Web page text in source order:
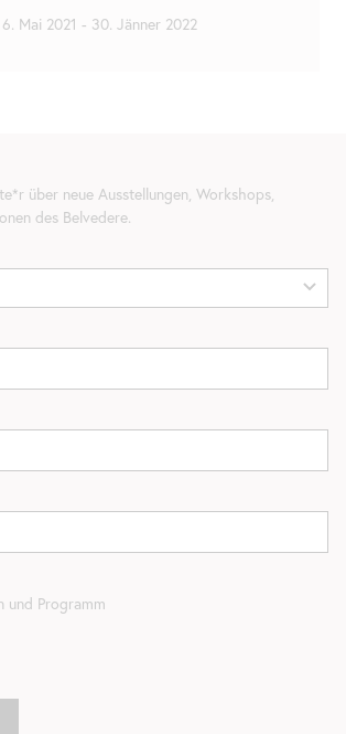
6. Mai 2021 - 30. Jänner 2022
über neue Ausstellungen, Workshops,
des Belvedere.
und Programm